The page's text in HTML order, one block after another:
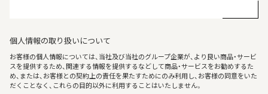
個人情報の取り扱いについて
お客様の個人情報については、当社及び当社のグループ企業が、より良い商品・サービ
スを提供するため、関連する情報を提供するなどして商品・サービスをお勧めするた
め、または、お客様との契約上の責任を果たすためにのみ利用し、お客様の同意をいた
だくことなく、これらの目的以外に利用することはいたしません。